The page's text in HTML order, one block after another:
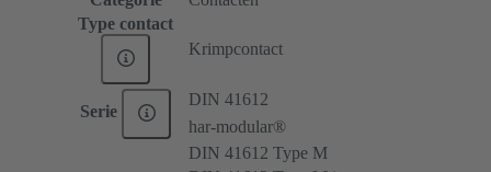
Type contact
Krimpcontact
Serie
DIN 41612
har-modular®
DIN 41612 Type M